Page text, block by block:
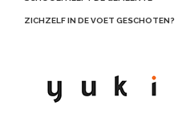
ZICHZELF IN DE VOET GESCHOTEN?